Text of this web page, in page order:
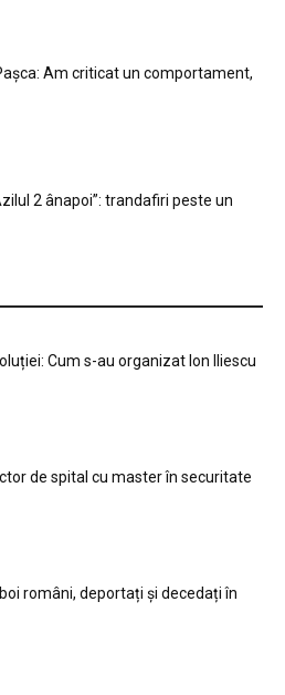
Am criticat un comportament,
2 ânapoi”: trandafiri peste un
Cum s-au organizat Ion Iliescu
de spital cu master în securitate
români, deportați și decedați în